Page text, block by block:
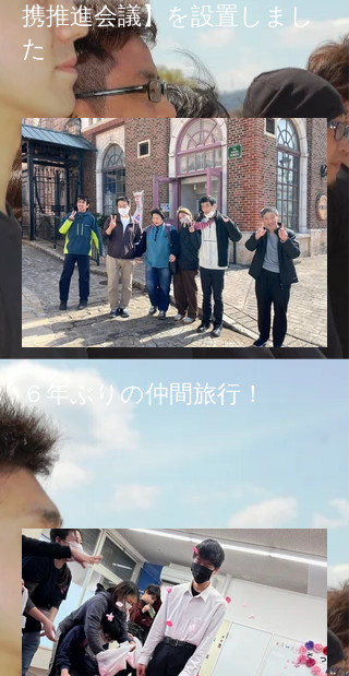
携推進会議】を設置しまし
た
６年ぶりの仲間旅行！